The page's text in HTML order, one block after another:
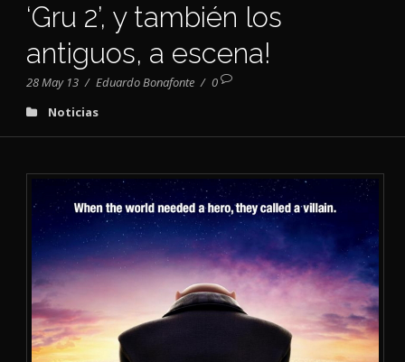
‘Gru 2’, y también los
antiguos, a escena!
28 May 13 / Eduardo Bonafonte / 0
Noticias